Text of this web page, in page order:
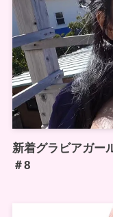
新着グラビアガー
＃8